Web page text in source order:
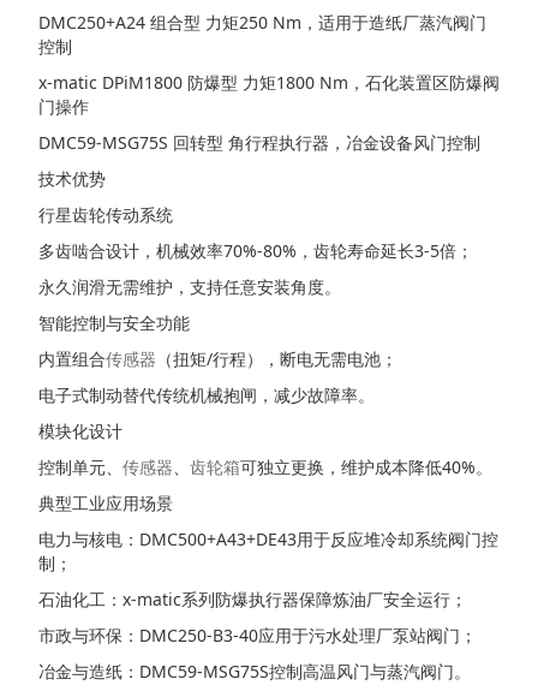
DMC250+A24 组合型 力矩250 Nm，适用于造纸厂蒸汽阀门
控制
x-matic DPiM1800 防爆型 力矩1800 Nm，石化装置区防爆阀
门操作
DMC59-MSG75S 回转型 角行程执行器，冶金设备风门控制
技术优势
行星齿轮传动系统
多齿啮合设计，机械效率70%-80%，齿轮寿命延长3-5倍；
永久润滑无需维护，支持任意安装角度。
智能控制与安全功能
内置组合传感器 （扭矩/行程），断电无需电池；
电子式制动替代传统机械抱闸，减少故障率。
模块化设计
控制单元、 传感器、 齿轮箱可独立更换，维护成本降低40%。
典型工业应用场景
电力与核电：DMC500+A43+DE43用于反应堆冷却系统阀门控
制；
石油化工：x-matic系列防爆执行器保障炼油厂安全运行；
市政与环保：DMC250-B3-40应用于污水处理厂泵站阀门；
冶金与造纸：DMC59-MSG75S控制高温风门与蒸汽阀门。